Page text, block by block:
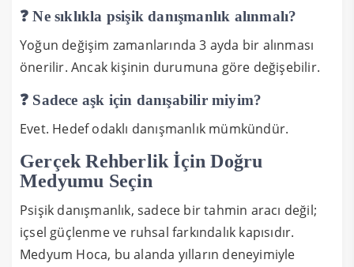
❓ Ne sıklıkla psişik danışmanlık alınmalı?
Yoğun değişim zamanlarında 3 ayda bir alınması
önerilir. Ancak kişinin durumuna göre değişebilir.
❓ Sadece aşk için danışabilir miyim?
Evet. Hedef odaklı danışmanlık mümkündür.
Gerçek Rehberlik İçin Doğru
Medyumu Seçin
Psişik danışmanlık, sadece bir tahmin aracı değil;
içsel güçlenme ve ruhsal farkındalık kapısıdır.
Medyum Hoca, bu alanda yılların deneyimiyle